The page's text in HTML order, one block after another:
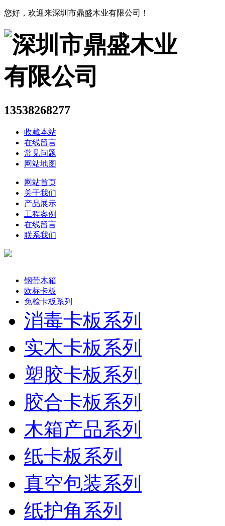
您好，欢迎来深圳市鼎盛木业有限公司！
13538268277
收藏本站
在线留言
常见问题
网站地图
网站首页
关于我们
产品展示
工程案例
在线留言
联系我们
钢带木箱
欧标卡板
免检卡板系列
消毒卡板系列
实木卡板系列
塑胶卡板系列
胶合卡板系列
木箱产品系列
纸卡板系列
真空包装系列
纸护角系列